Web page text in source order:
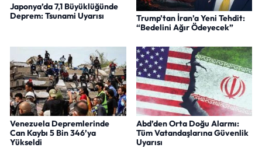
Japonya’da 7,1 Büyüklüğünde
Deprem: Tsunami Uyarısı
Trump’tan İran’a Yeni Tehdit:
“Bedelini Ağır Ödeyecek”
Venezuela Depremlerinde
Can Kaybı 5 Bin 346’ya
Yükseldi
Abd’den Orta Doğu Alarmı:
Tüm Vatandaşlarına Güvenlik
Uyarısı